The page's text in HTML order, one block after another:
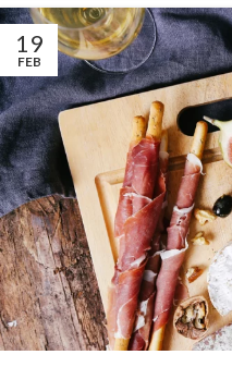
19
FEB